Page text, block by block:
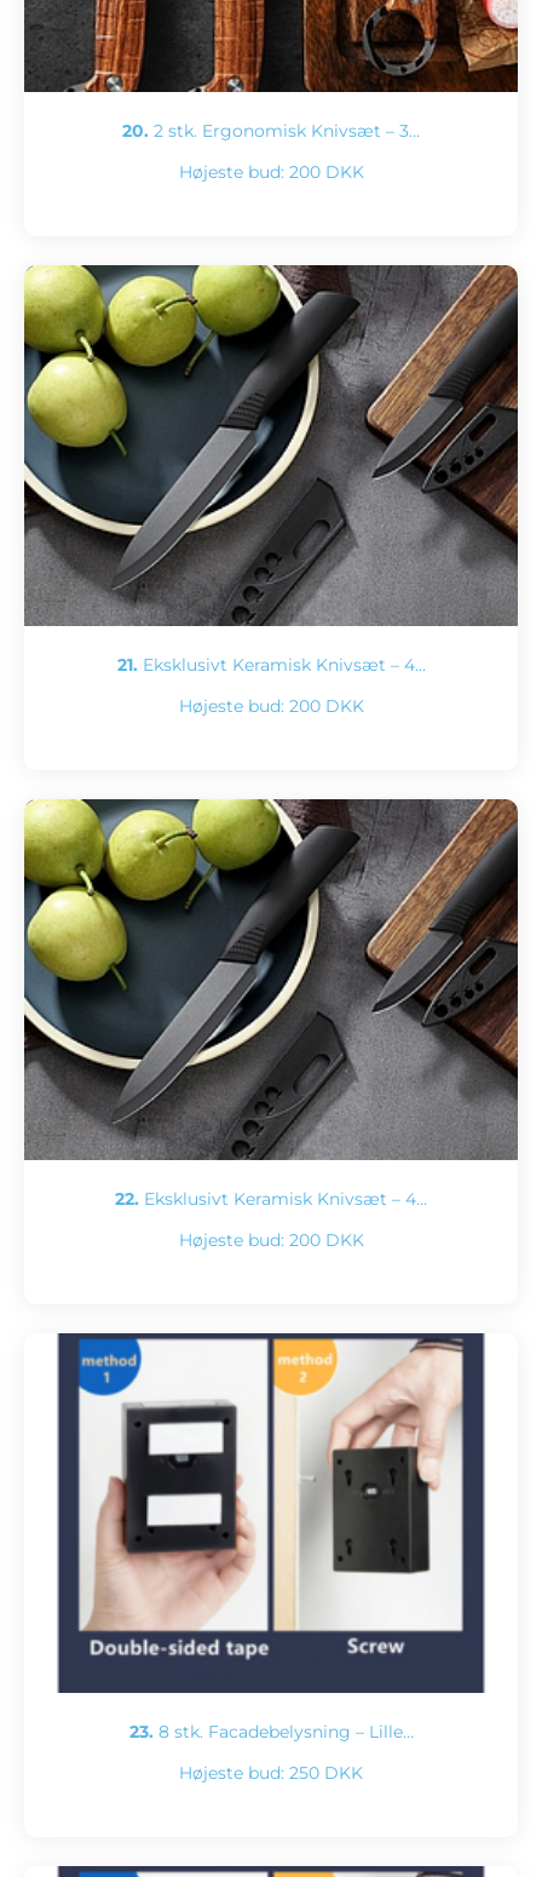
20. 2 stk. Ergonomisk Knivsæt – 3…
Højeste bud: 200 DKK
21. Eksklusivt Keramisk Knivsæt – 4…
Højeste bud: 200 DKK
22. Eksklusivt Keramisk Knivsæt – 4…
Højeste bud: 200 DKK
23. 8 stk. Facadebelysning – Lille…
Højeste bud: 250 DKK